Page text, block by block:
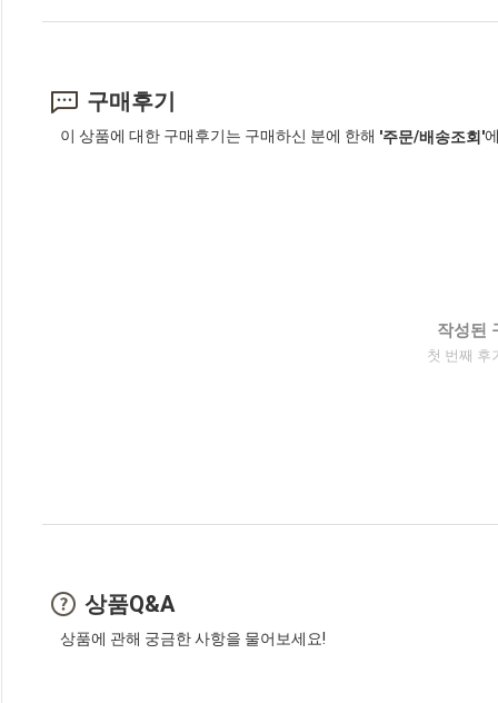
구매후기
이 상품에 대한 구매후기는 구매하신 분에 한해 '주문/배송조회'
작성된
첫 번째 후
상품Q&A
상품에 관해 궁금한 사항을 물어보세요!